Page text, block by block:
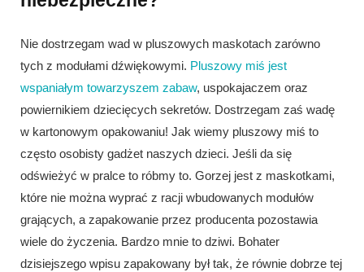
Nie dostrzegam wad w pluszowych maskotach zarówno
tych z modułami dźwiękowymi. Pluszowy miś jest
wspaniałym towarzyszem zabaw, uspokajaczem oraz
powiernikiem dziecięcych sekretów. Dostrzegam zaś wadę
w kartonowym opakowaniu! Jak wiemy pluszowy miś to
często osobisty gadżet naszych dzieci. Jeśli da się
odświeżyć w pralce to róbmy to. Gorzej jest z maskotkami,
które nie można wyprać z racji wbudowanych modułów
grających, a zapakowanie przez producenta pozostawia
wiele do życzenia. Bardzo mnie to dziwi. Bohater
dzisiejszego wpisu zapakowany był tak, że równie dobrze tej